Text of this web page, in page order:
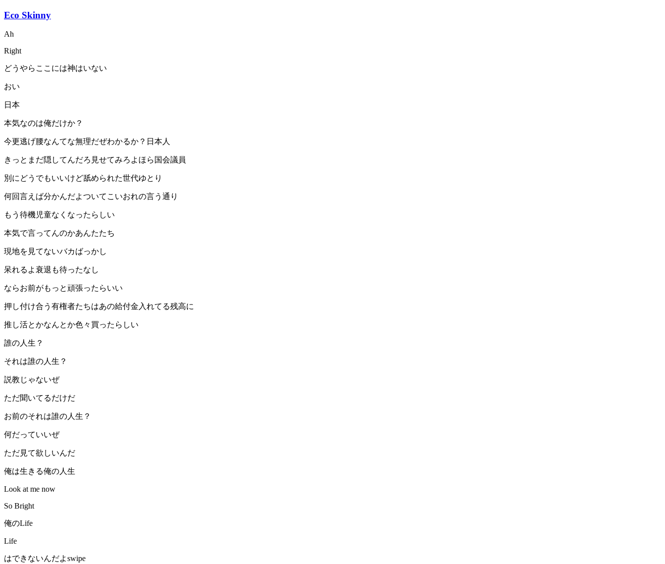
Eco Skinny
Ah
Right
どうやらここには神はいない
おい
日本
本気なのは俺だけか？
今更逃げ腰なんてな無理だぜわかるか？日本人
きっとまだ隠してんだろ見せてみろよほら国会議員
別にどうでもいいけど舐められた世代ゆとり
何回言えば分かんだよついてこいおれの言う通り
もう待機児童なくなったらしい
本気で言ってんのかあんたたち
現地を見てないバカばっかし
呆れるよ衰退も待ったなし
ならお前がもっと頑張ったらいい
押し付け合う有権者たちはあの給付金入れてる残高に
推し活とかなんとか色々買ったらしい
誰の人生？
それは誰の人生？
説教じゃないぜ
ただ聞いてるだけだ
お前のそれは誰の人生？
何だっていいぜ
ただ見て欲しいんだ
俺は生きる俺の人生
Look at me now
So Bright
俺のLife
Life
はできないんだよswipe